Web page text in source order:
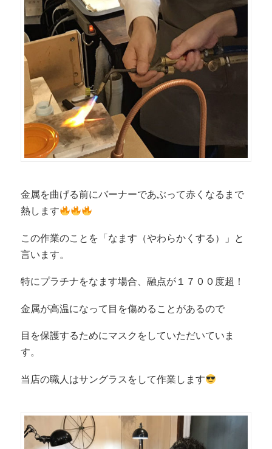
金属を曲げる前にバーナーであぶって赤くなるまで
熱します
この作業のことを「なます（やわらかくする）」と
言います。
特にプラチナをなます場合、融点が１７００度超！
金属が高温になって目を傷めることがあるので
目を保護するためにマスクをしていただいていま
す。
当店の職人はサングラスをして作業します